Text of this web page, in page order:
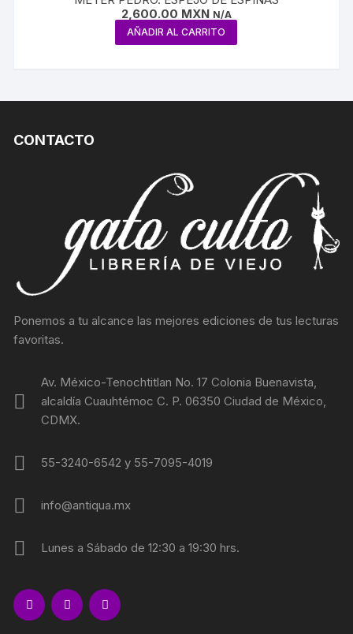
2,600.00 MXN N/A
AÑADIR AL CARRITO
CONTACTO
Ponemos a tu alcance las mejores ediciones de tus lecturas
favoritas.
Av. México-Tenochtitlan No. 17 Colonia Buenavista,
alcaldía Cuauhtémoc C. P. 06350 Ciudad de México,
CDMX.
55-3240-6542 y 55-7095-4019
info@antiqua.mx
Lunes a Sábado de 12:30 a 19:30 hrs.